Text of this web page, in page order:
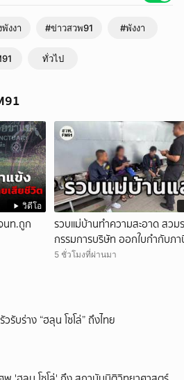
งงา #ข่าวสวพ91 #พังงา
ทั่วไป
วิดีโอ
นท.ถูก
รวบแม่บ้านทำความสะอาด สวม
กรรมการบริษัท ออกใบกำกับภ
จำนวน 535 ฉบับ รัฐเสียหายกว่
5 ชั่วโมงที่ผ่านมา
รับร่าง “ฮลุน โซโล่” ถึงไทย